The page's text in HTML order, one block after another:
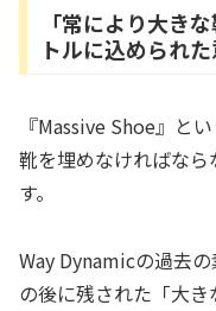
「常により大き
トルに込められ
『Massive Shoe』と
靴を埋めなければな
す。
Way Dynamicの過去
の後に残された「大